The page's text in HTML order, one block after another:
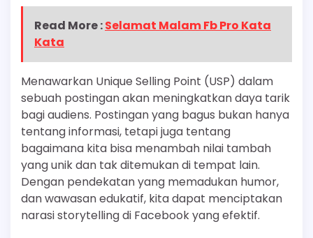
Read More :Selamat Malam Fb Pro Kata
Kata
Menawarkan Unique Selling Point (USP) dalam
sebuah postingan akan meningkatkan daya tarik
bagi audiens. Postingan yang bagus bukan hanya
tentang informasi, tetapi juga tentang
bagaimana kita bisa menambah nilai tambah
yang unik dan tak ditemukan di tempat lain.
Dengan pendekatan yang memadukan humor,
dan wawasan edukatif, kita dapat menciptakan
narasi storytelling di Facebook yang efektif.